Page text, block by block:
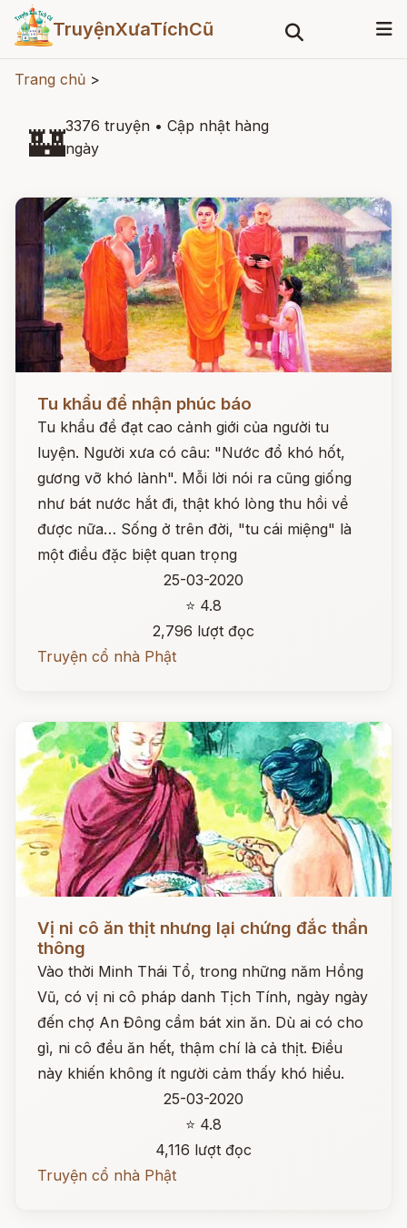
TruyệnXưaTíchCũ
Trang chủ >
🏰3376 truyện • Cập nhật hàng
ngày
Tu khẩu để nhận phúc báo
Tu khẩu đề đạt cao cảnh giới của người tu
luyện. Người xưa có câu: "Nước đổ khó hốt,
gương vỡ khó lành". Mỗi lời nói ra cũng giống
như bát nước hắt đi, thật khó lòng thu hồi về
được nữa… Sống ở trên đời, "tu cái miệng" là
một điều đặc biệt quan trọng
25-03-2020
⭐ 4.8
2,796 lượt đọc
Truyện cổ nhà Phật
Vị ni cô ăn thịt nhưng lại chứng đắc thần
thông
Vào thời Minh Thái Tổ, trong những năm Hồng
Vũ, có vị ni cô pháp danh Tịch Tính, ngày ngày
đến chợ An Đông cầm bát xin ăn. Dù ai có cho
gì, ni cô đều ăn hết, thậm chí là cả thịt. Điều
này khiến không ít người cảm thấy khó hiểu.
25-03-2020
⭐ 4.8
4,116 lượt đọc
Truyện cổ nhà Phật